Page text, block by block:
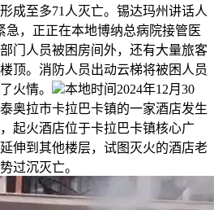
成至多71人灭亡。锡达玛州讲话人
急，正正在本地博纳总病院接管医
门人员被困房间外，还有大量旅客
顶。消防人员出动云梯将被困人员
火情。
本地时间2024年12月30
奥拉市卡拉巴卡镇的一家酒店发生
起火酒店位于卡拉巴卡镇核心广
伸到其他楼层，试图灭火的酒店老
过沉灭亡。